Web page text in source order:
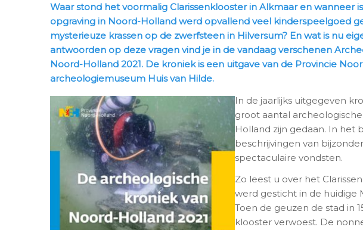
Waar stond het voormalig Clarissenklooster in Alkmaar en wanneer
opgraving in Noord-Holland werd opvallend veel kinderspeelgoed
mysterieuze krassen op de zwerfsteen in Hilversum? En wat is nu
antwoorden op deze vragen vind je in de vandaag verschenen
Noord-Holland 2021. De kroniek is een uitgave van de Provincie
archeologiemuseum Huis van Hilde.
In de jaarlijks uitgegeven
groot aantal
Holland zijn gedaan. In het
beschrijvingen van
spectaculaire vondsten.
Zo leest u over het
werd gesticht in de huidige
Toen de geuzen de stad in
klooster verwoest. De